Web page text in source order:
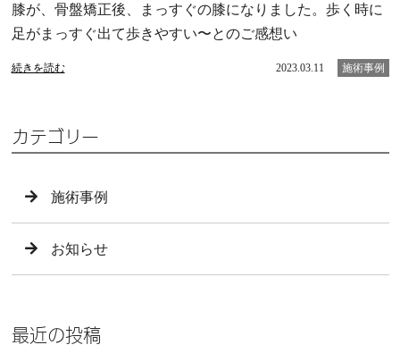
膝が、骨盤矯正後、まっすぐの膝になりました。歩く時に
足がまっすぐ出て歩きやすい〜とのご感想い
続きを読む 2023.03.11 施術事例
カテゴリー
施術事例
お知らせ
最近の投稿